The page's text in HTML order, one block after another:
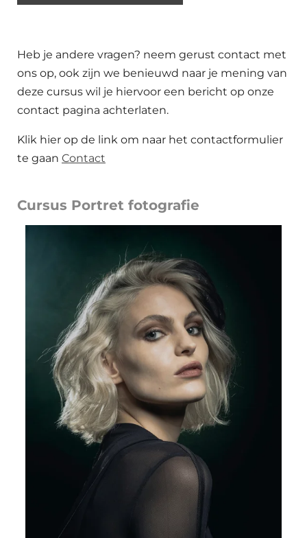
Heb je andere vragen? neem gerust contact met
ons op, ook zijn we benieuwd naar je mening van
deze cursus wil je hiervoor een bericht op onze
contact pagina achterlaten.
Klik hier op de link om naar het contactformulier
te gaan Contact
Cursus Portret fotografie